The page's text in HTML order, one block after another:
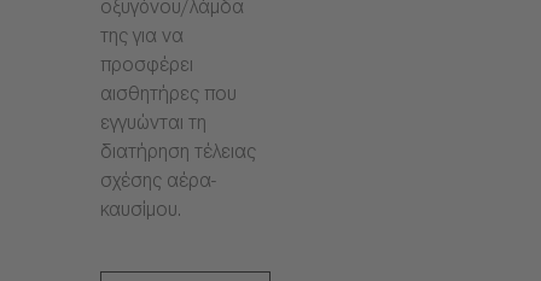
οξυγόνου/λάμδα
της για να
προσφέρει
αισθητήρες που
εγγυώνται τη
διατήρηση τέλειας
σχέσης αέρα-
καυσίμου.